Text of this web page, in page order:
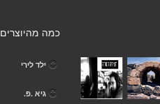
כמה מהיוצרים
ילד לירי
גיא .פ.